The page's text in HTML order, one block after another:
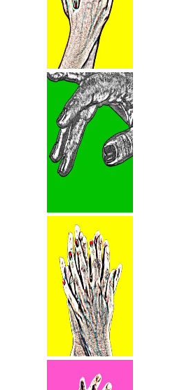
hände-08
limitierte edition
hände-06
limitierte edition